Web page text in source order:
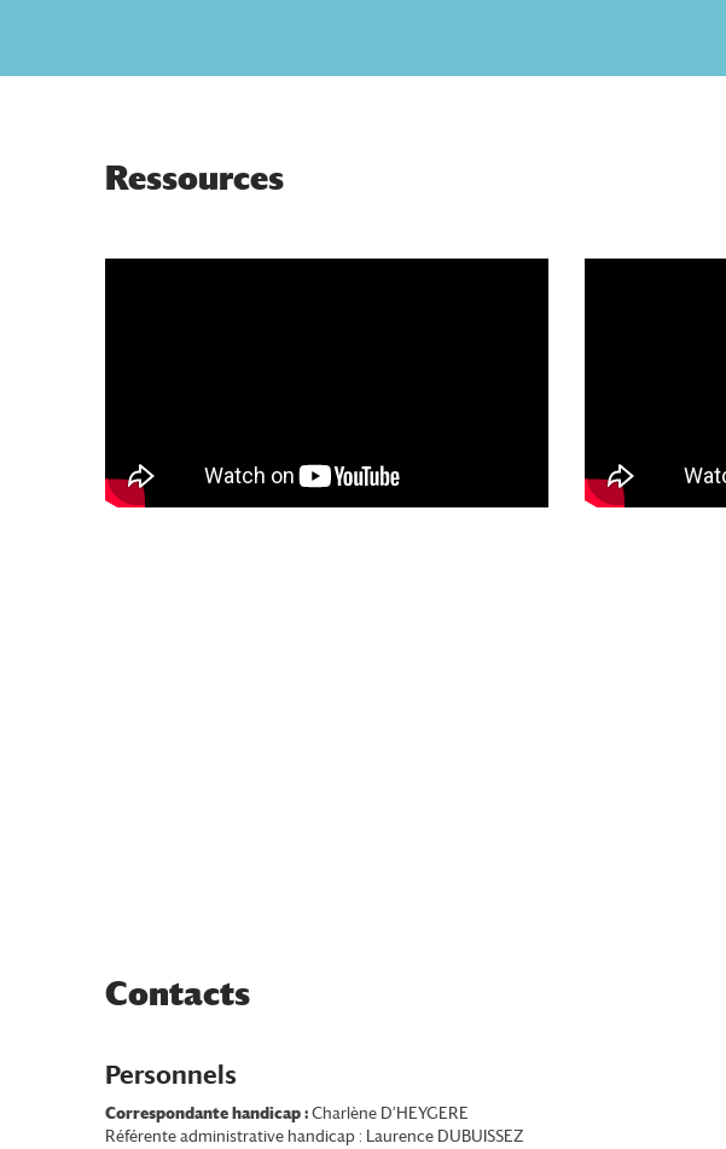
Ressources
Contacts
Personnels
Correspondante handicap : Charlène D’HEYGERE
Référente administrative handicap : Laurence DUBUISSEZ